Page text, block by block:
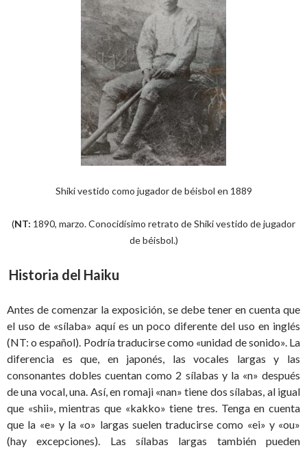
Shiki vestido como jugador de béisbol en 1889
(NT: 1890, marzo. Conocidísimo retrato de Shiki vestido de jugador
de béisbol.)
Historia del Haiku
Antes de comenzar la exposición, se debe tener en cuenta que
el uso de «sílaba» aquí es un poco diferente del uso en inglés
(NT: o español). Podría traducirse como «unidad de sonido». La
diferencia es que, en japonés, las vocales largas y las
consonantes dobles cuentan como 2 sílabas y la «n» después
de una vocal, una. Así, en romaji «nan» tiene dos sílabas, al igual
que «shii», mientras que «kakko» tiene tres. Tenga en cuenta
que la «e» y la «o» largas suelen traducirse como «ei» y «ou»
(hay excepciones). Las sílabas largas también pueden